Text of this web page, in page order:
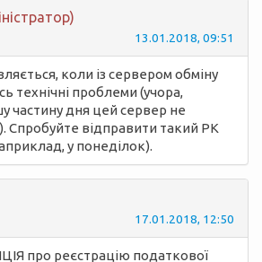
13.01.2018, 09:51
коли із сервером обміну
технічні проблеми (учора,
частину дня цей сервер не
Спробуйте відправити такий РК
у понеділок).
17.01.2018, 12:50
про реєстрацію податкової